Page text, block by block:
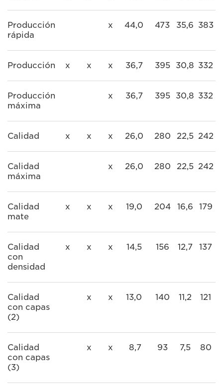
Producción
rápida
x 44,0 473 35,6 383
Producción x x x 36,7 395 30,8 332
Producción
máxima
x 36,7 395 30,8 332
Calidad x x x 26,0 280 22,5 242
Calidad
máxima
x 26,0 280 22,5 242
Calidad
mate
x x x 19,0 204 16,6 179
Calidad
con
densidad
x x x 14,5 156 12,7 137
Calidad
con capas
(2)
x x 13,0 140 11,2 121
Calidad
con capas
(3)
x x 8,7 93 7,5 80